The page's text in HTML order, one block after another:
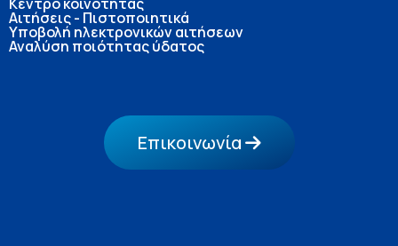
Αιτήσεις - Πιστοποιητικά
Υποβολή ηλεκτρονικών αιτήσεων
Αναλύση ποιότητας ύδατος
Επικοινωνία